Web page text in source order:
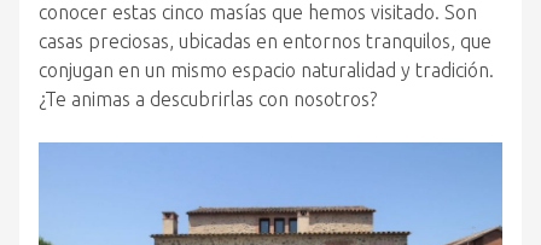
conocer estas cinco masías que hemos visitado. Son
casas preciosas, ubicadas en entornos tranquilos, que
conjugan en un mismo espacio naturalidad y tradición.
¿Te animas a descubrirlas con nosotros?